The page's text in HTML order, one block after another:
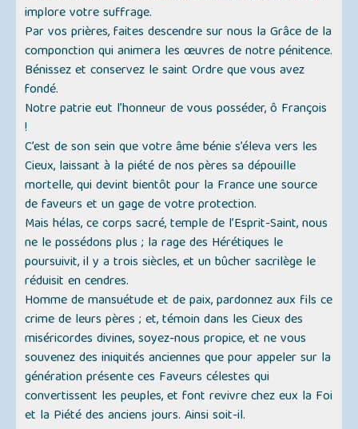
implore votre suffrage.
Par vos prières, faites descendre sur nous la Grâce de la
componction qui animera les œuvres de notre pénitence.
Bénissez et conservez le saint Ordre que vous avez
fondé.
Notre patrie eut l’honneur de vous posséder, ô François
!
C’est de son sein que votre âme bénie s’éleva vers les
Cieux, laissant à la piété de nos pères sa dépouille
mortelle, qui devint bientôt pour la France une source
de faveurs et un gage de votre protection.
Mais hélas, ce corps sacré, temple de l’Esprit-Saint, nous
ne le possédons plus ; la rage des Hérétiques le
poursuivit, il y a trois siècles, et un bûcher sacrilège le
réduisit en cendres.
Homme de mansuétude et de paix, pardonnez aux fils ce
crime de leurs pères ; et, témoin dans les Cieux des
miséricordes divines, soyez-nous propice, et ne vous
souvenez des iniquités anciennes que pour appeler sur la
génération présente ces Faveurs célestes qui
convertissent les peuples, et font revivre chez eux la Foi
et la Piété des anciens jours. Ainsi soit-il.